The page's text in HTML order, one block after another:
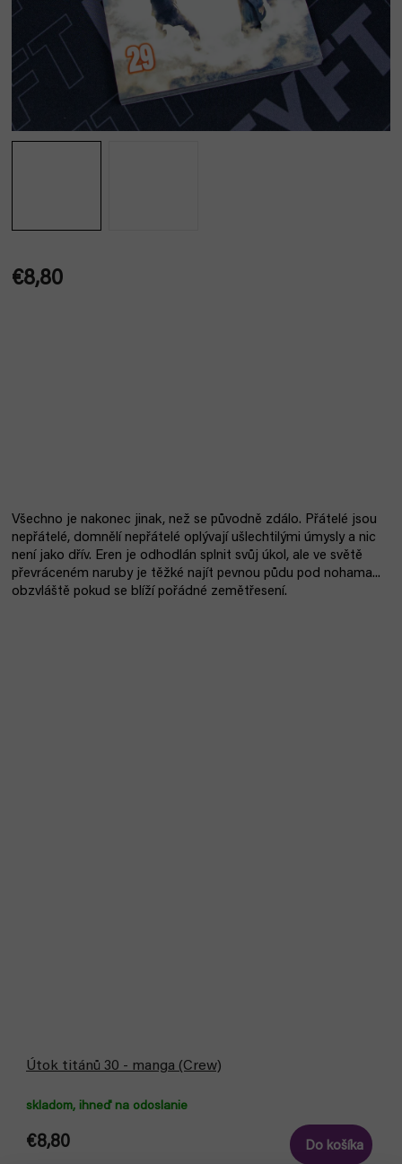
€8,80
Všechno je nakonec jinak, než se původně zdálo. Přátelé jsou
nepřátelé, domnělí nepřátelé oplývají ušlechtilými úmysly a nic
není jako dřív. Eren je odhodlán splnit svůj úkol, ale ve světě
převráceném naruby je těžké najít pevnou půdu pod nohama...
obzvláště pokud se blíží pořádné zemětřesení.
Útok titánů 30 - manga (Crew)
skladom, ihneď na odoslanie
€8,80 Do košíka